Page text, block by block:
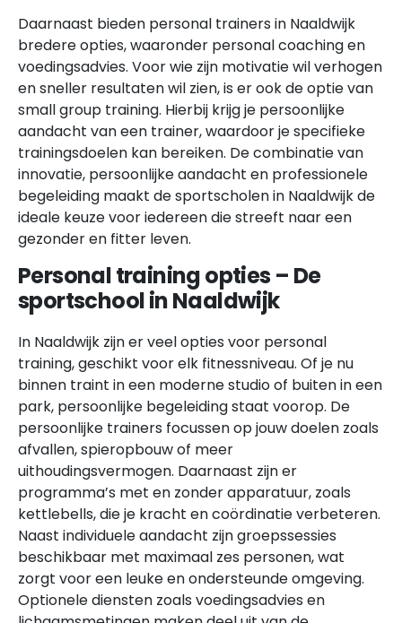
Daarnaast bieden personal trainers in Naaldwijk
bredere opties, waaronder personal coaching en
voedingsadvies. Voor wie zijn motivatie wil verhogen
en sneller resultaten wil zien, is er ook de optie van
small group training. Hierbij krijg je persoonlijke
aandacht van een trainer, waardoor je specifieke
trainingsdoelen kan bereiken. De combinatie van
innovatie, persoonlijke aandacht en professionele
begeleiding maakt de sportscholen in Naaldwijk de
ideale keuze voor iedereen die streeft naar een
gezonder en fitter leven.
Personal training opties – De
sportschool in Naaldwijk
In Naaldwijk zijn er veel opties voor personal
training, geschikt voor elk fitnessniveau. Of je nu
binnen traint in een moderne studio of buiten in een
park, persoonlijke begeleiding staat voorop. De
persoonlijke trainers focussen op jouw doelen zoals
afvallen, spieropbouw of meer
uithoudingsvermogen. Daarnaast zijn er
programma’s met en zonder apparatuur, zoals
kettlebells, die je kracht en coördinatie verbeteren.
Naast individuele aandacht zijn groepssessies
beschikbaar met maximaal zes personen, wat
zorgt voor een leuke en ondersteunde omgeving.
Optionele diensten zoals voedingsadvies en